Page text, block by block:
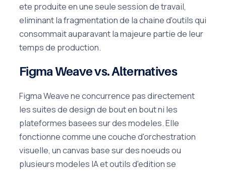
ete produite en une seule session de travail,
eliminant la fragmentation de la chaine d'outils qui
consommait auparavant la majeure partie de leur
temps de production.
Figma Weave vs. Alternatives
Figma Weave ne concurrence pas directement
les suites de design de bout en bout ni les
plateformes basees sur des modeles. Elle
fonctionne comme une couche d'orchestration
visuelle, un canvas base sur des noeuds ou
plusieurs modeles IA et outils d'edition se